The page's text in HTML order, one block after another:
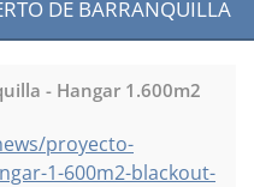
DE BARRANQUILLA
- Hangar 1.600m2
proyecto-
1-600m2-blackout-